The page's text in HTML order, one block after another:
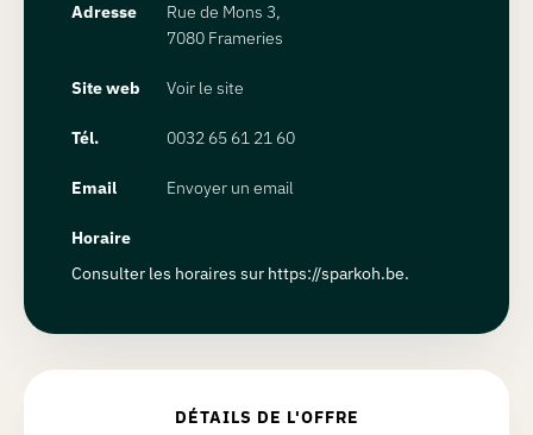
Adresse
Rue de Mons 3,
7080 Frameries
Site web Voir le site
Tél. 0032 65 61 21 60
Email Envoyer un email
Horaire
Consulter les horaires sur https://sparkoh.be.
DÉTAILS DE L'OFFRE